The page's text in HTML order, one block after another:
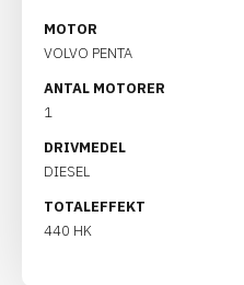
MOTOR
VOLVO PENTA
ANTAL MOTORER
1
DRIVMEDEL
DIESEL
TOTALEFFEKT
440 HK